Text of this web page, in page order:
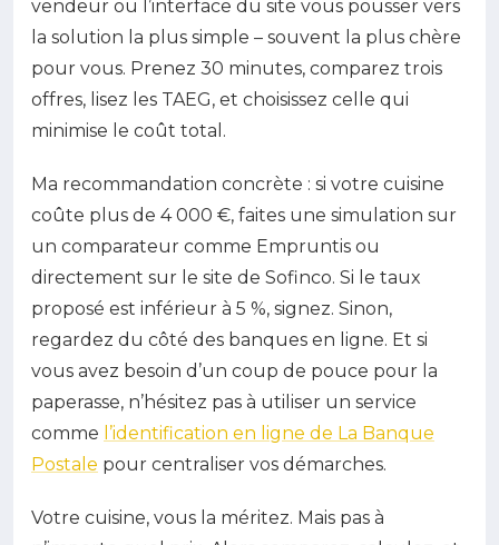
vendeur ou l’interface du site vous pousser vers
la solution la plus simple – souvent la plus chère
pour vous. Prenez 30 minutes, comparez trois
offres, lisez les TAEG, et choisissez celle qui
minimise le coût total.
Ma recommandation concrète : si votre cuisine
coûte plus de 4 000 €, faites une simulation sur
un comparateur comme Empruntis ou
directement sur le site de Sofinco. Si le taux
proposé est inférieur à 5 %, signez. Sinon,
regardez du côté des banques en ligne. Et si
vous avez besoin d’un coup de pouce pour la
paperasse, n’hésitez pas à utiliser un service
comme l’identification en ligne de La Banque
Postale pour centraliser vos démarches.
Votre cuisine, vous la méritez. Mais pas à